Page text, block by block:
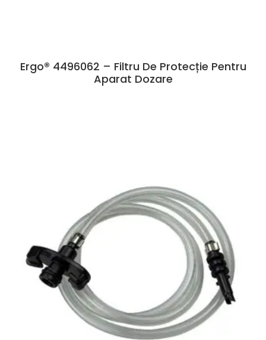
Ergo® 4496062 – Filtru De Protecție Pentru
Aparat Dozare